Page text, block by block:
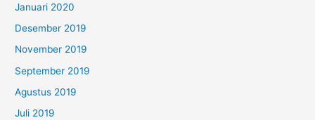
Januari 2020
Desember 2019
November 2019
September 2019
Agustus 2019
Juli 2019